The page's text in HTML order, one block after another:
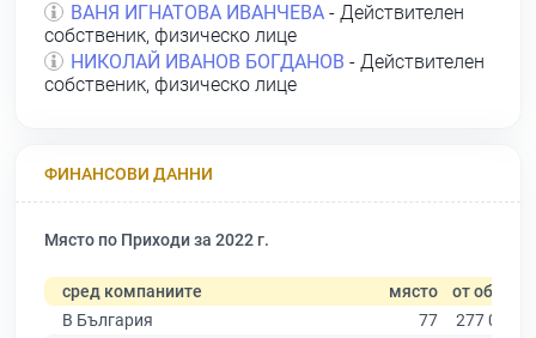
ВАНЯ ИГНАТОВА ИВАНЧЕВА - Действителен
собственик, физическо лице
НИКОЛАЙ ИВАНОВ БОГДАНОВ - Действителен
собственик, физическо лице
ФИНАНСОВИ ДАННИ
Място по Приходи за 2022 г.
сред компаниите място от общо
В България
77
277 019